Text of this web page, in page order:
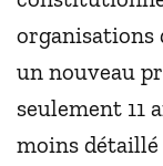
organisations
un nouveau
seulement 11
moins détaillé